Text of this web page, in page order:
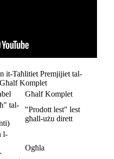
it-Taħlitiet Premjijiet tal-
Komplet
Għalf Komplet
tal-
"Prodott lest" lest
għall-użu dirett
l-
Ogħla